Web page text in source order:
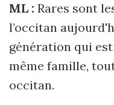
ML : Rares sont
l’occitan
génération qui
même famille,
occitan.